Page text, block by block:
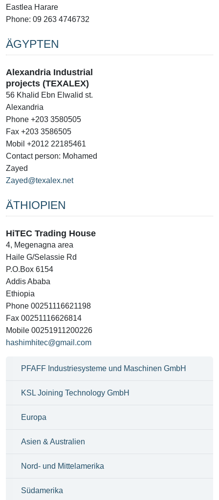
Eastlea Harare
Phone: 09 263 4746732
ÄGYPTEN
Alexandria Industrial
projects (TEXALEX)
56 Khalid Ebn Elwalid st.
Alexandria
Phone +203 3580505
Fax +203 3586505
Mobil +2012 22185461
Contact person: Mohamed
Zayed
Zayed@texalex.net
ÄTHIOPIEN
HiTEC Trading House
4, Megenagna area
Haile G/Selassie Rd
P.O.Box 6154
Addis Ababa
Ethiopia
Phone 00251116621198
Fax 00251116626814
Mobile 00251911200226
hashimhitec@gmail.com
PFAFF Industriesysteme und Maschinen GmbH
KSL Joining Technology GmbH
Europa
Asien & Australien
Nord- und Mittelamerika
Südamerika